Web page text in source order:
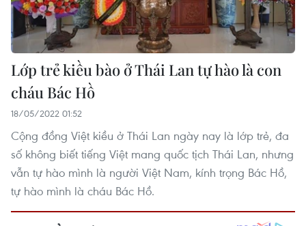
Lớp trẻ kiều bào ở Thái Lan tự hào là con
cháu Bác Hồ
18/05/2022 01:52
Cộng đồng Việt kiều ở Thái Lan ngày nay là lớp trẻ, đa
số không biết tiếng Việt mang quốc tịch Thái Lan, nhưng
vẫn tự hào mình là người Việt Nam, kính trọng Bác Hồ,
tự hào mình là cháu Bác Hồ.